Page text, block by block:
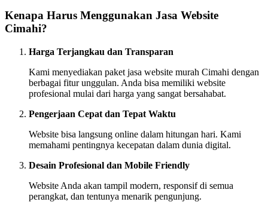
Kenapa Harus Menggunakan Jasa Website
Cimahi?
Harga Terjangkau dan Transparan
Kami menyediakan paket jasa website murah Cimahi dengan
berbagai fitur unggulan. Anda bisa memiliki website
profesional mulai dari harga yang sangat bersahabat.
Pengerjaan Cepat dan Tepat Waktu
Website bisa langsung online dalam hitungan hari. Kami
memahami pentingnya kecepatan dalam dunia digital.
Desain Profesional dan Mobile Friendly
Website Anda akan tampil modern, responsif di semua
perangkat, dan tentunya menarik pengunjung.